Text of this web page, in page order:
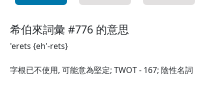
希伯來詞彙 #776 的意思
'erets {eh'-rets}
字根已不使用, 可能意為堅定; TWOT - 167; 陰性名詞